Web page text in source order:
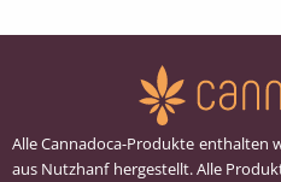
Alle Cannadoca-Produkte enthalten
aus Nutzhanf hergestellt. Alle